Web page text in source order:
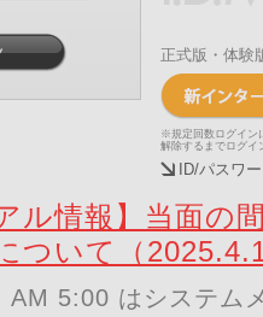
正式版・体験
※規定回数ログイン
解除するまでログイ
ID/パスワ
ル情報】当面の
ついて（
5:00 はシステム